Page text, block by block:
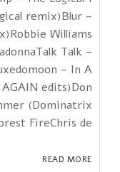
remix)Blur –
Williams
Talk –
– In A
edits)Don
(Dominatrix
FireChris de…
READ MORE